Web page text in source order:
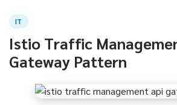
IT
Istio Traffic
Gateway Pattern